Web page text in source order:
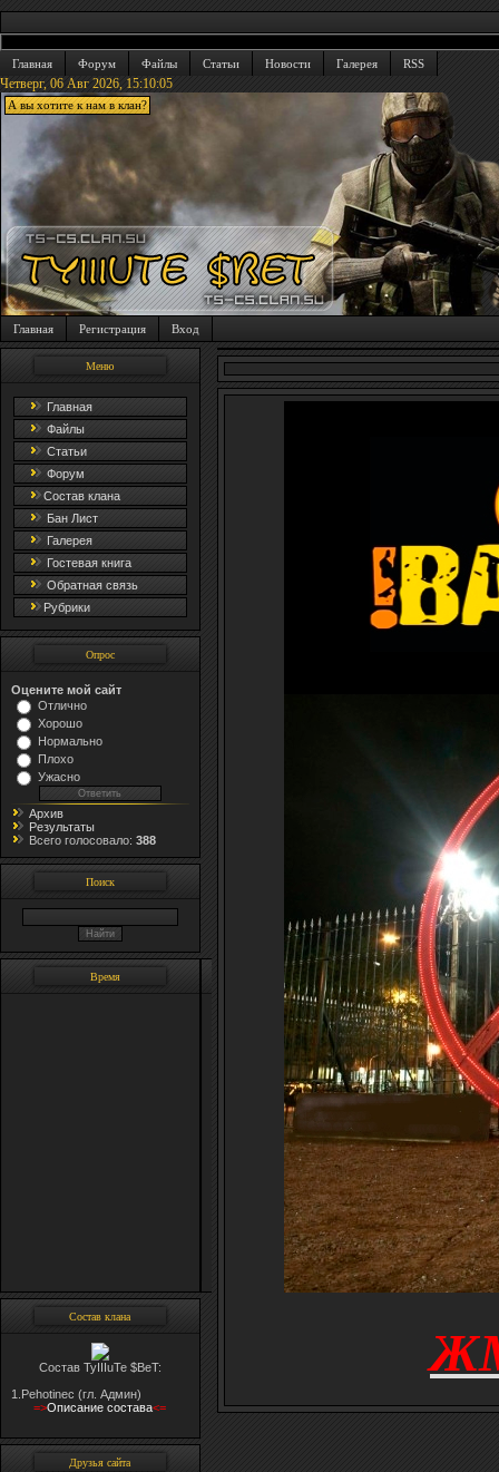
Главная Форум Файлы Статьи Новости Галерея RSS
Четверг, 06 Авг 2026, 15:10:06
А вы хотите к нам в клан?
Главная Регистрация Вход
Меню
Главная
Файлы
Статьи
Форум
Состав клана
Бан Лист
Галерея
Гостевая книга
Обратная связь
Рубрики
Опрос
Оцените мой сайт
Отлично
Хорошо
Нормально
Плохо
Ужасно
Архив
Результаты
Всего голосовало: 388
Поиск
Время
Состав клана
Состав TyIIIuTe $BeT:
1.Pehotinec (гл. Админ)
=>Oписание состава<=
Друзья сайта